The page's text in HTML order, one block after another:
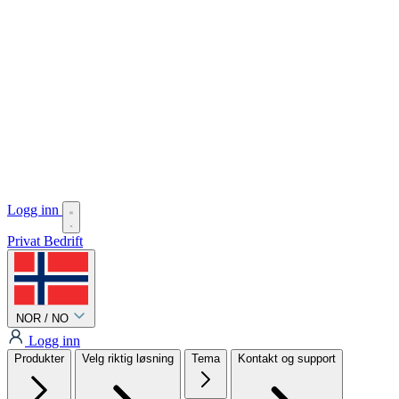
Logg inn
Privat Bedrift
NOR / NO
Logg inn
Produkter Velg riktig løsning Tema Kontakt og support